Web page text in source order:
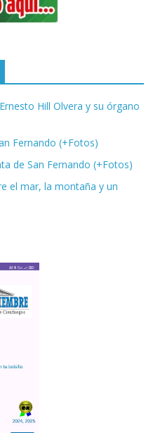
Ernesto Hill Olvera y su órgano
Fernando (+Fotos)
de San Fernando (+Fotos)
el mar, la montaña y un